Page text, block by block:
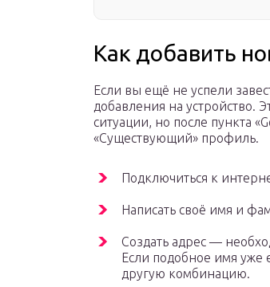
Как добавить
Если вы ещё не успели
добавления на устройство.
ситуации, но после пункта
«Существующий» профиль.
Подключиться к
Написать своё имя и
Создать адрес —
Если подобное имя уже
другую комбинацию.